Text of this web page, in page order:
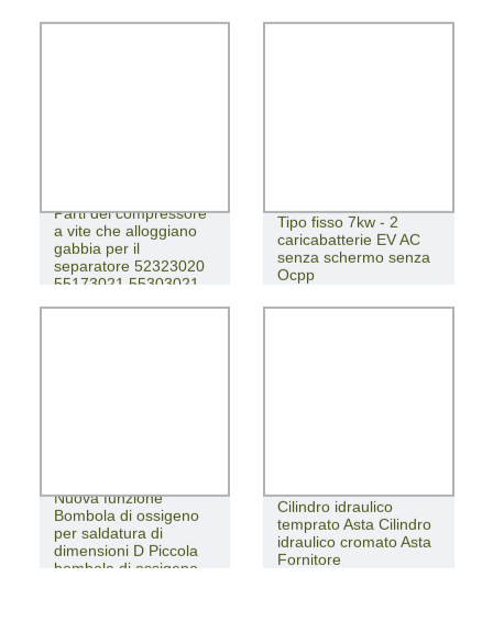
Parti del compressore
a vite che alloggiano
gabbia per il
separatore 52323020
55173021 55303021
Tipo fisso 7kw - 2
caricabatterie EV AC
senza schermo senza
Ocpp
Nuova funzione
Bombola di ossigeno
per saldatura di
dimensioni D Piccola
bombola di ossigeno
Cilindro idraulico
temprato Asta Cilindro
idraulico cromato Asta
Fornitore